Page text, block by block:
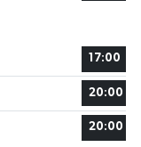
17:00
20:00
20:00